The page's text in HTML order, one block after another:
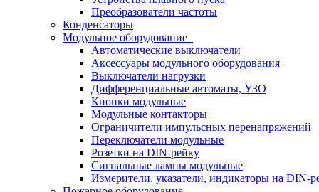
Преобразователи частоты
Конденсаторы
Модульное оборудование
Автоматические выключатели
Аксессуары модульного оборудования
Выключатели нагрузки
Дифференциальные автоматы, УЗО
Кнопки модульные
Модульные контакторы
Ограничители импульсных перенапряжений
Переключатели модульные
Розетки на DIN-рейку
Сигнальные лампы модульные
Измерители, указатели, индикаторы на DIN-